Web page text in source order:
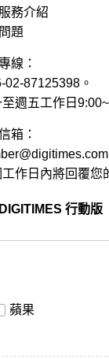
務介紹
題
線：
02-87125398。
至週五工作日
箱：
工作日內將回覆您
行動版
蘋果